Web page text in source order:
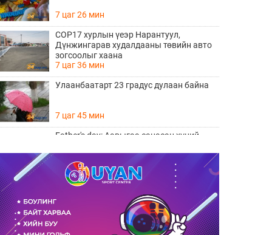
7 цаг 26 мин
COP17 хурлын үеэр Нарантуул,
Дүнжингарав худалдааны төвийн авто
зогсоолыг хаана
7 цаг 36 мин
Улаанбаатарт 23 градус дулаан байна
7 цаг 45 мин
Father's day: Аавыгаа санасан хүний
Өчигдөр 11 цаг 15 мин
Өнөөдөр тоглолтоо хийх гэж байгаа THE
HU хамтлагийн алдартай 10 дуу
Өчигдөр 10 цаг 20 мин